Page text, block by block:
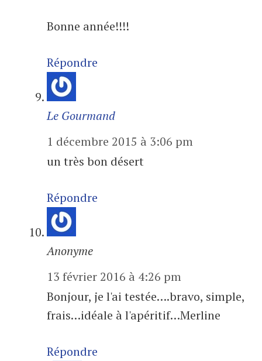
Bonne année!!!!
Répondre
Le Gourmand
1 décembre 2015 à 3:06 pm
un très bon désert
Répondre
Anonyme
13 février 2016 à 4:26 pm
Bonjour, je l'ai testée….bravo, simple,
frais…idéale à l'apéritif…Merline
Répondre